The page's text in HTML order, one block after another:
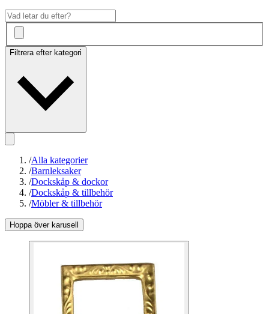
Filtrera efter kategori
/Alla kategorier
/Barnleksaker
/Dockskåp & dockor
/Dockskåp & tillbehör
/Möbler & tillbehör
Hoppa över karusell